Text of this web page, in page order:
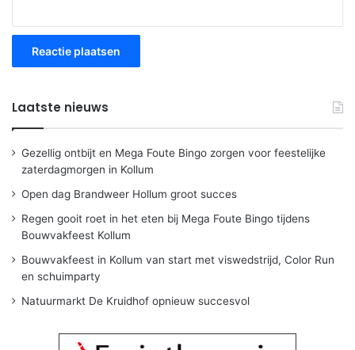
Laatste nieuws
Gezellig ontbijt en Mega Foute Bingo zorgen voor feestelijke
zaterdagmorgen in Kollum
Open dag Brandweer Hollum groot succes
Regen gooit roet in het eten bij Mega Foute Bingo tijdens
Bouwvakfeest Kollum
Bouwvakfeest in Kollum van start met viswedstrijd, Color Run
en schuimparty
Natuurmarkt De Kruidhof opnieuw succesvol